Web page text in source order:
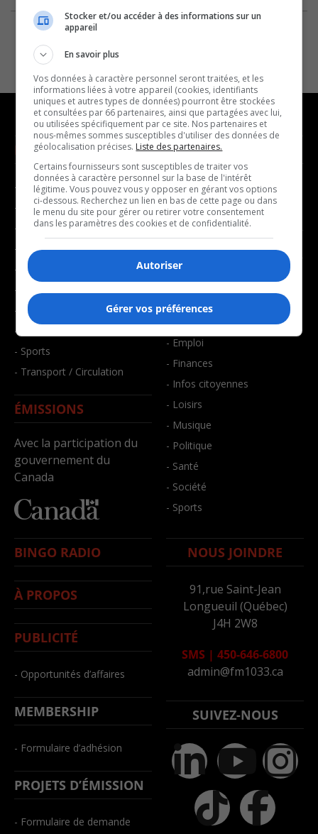
NOUVELLES
- Affaires municipales
- Communauté / Social
- Culture
- Économie
- Éducation
- Environnement
- Faits divers
- Santé et bien-être
- Sports
- Transport / Circulation
ÉMISSIONS
Avec la participation du
gouvernement du
Canada
MUSIQUE
- Décompte franco
- Joué récemment
BALADOS
- Affaires
- Art de vivre
- Bien-être
- Emploi
- Finances
- Infos citoyennes
- Loisirs
- Musique
- Politique
- Santé
- Société
- Sports
BINGO RADIO
À PROPOS
PUBLICITÉ
- Opportunités d’affaires
MEMBERSHIP
- Formulaire d’adhésion
PROJETS D’ÉMISSION
- Formulaire de demande
NOUS JOINDRE
91,rue Saint-Jean
Longueuil (Québec)
J4H 2W8
SMS | 450-646-6800
admin@fm1033.ca
SUIVEZ-NOUS
Stocker et/ou accéder à des informations sur un
appareil
En savoir plus
Vos données à caractère personnel seront traitées, et les
informations liées à votre appareil (cookies, identifiants
uniques et autres types de données) pourront être stockées
et consultées par 66 partenaires, ainsi que partagées avec lui,
ou utilisées spécifiquement par ce site. Nos partenaires et
nous-mêmes sommes susceptibles d'utiliser des données de
géolocalisation précises. Liste des partenaires.
Certains fournisseurs sont susceptibles de traiter vos
données à caractère personnel sur la base de l'intérêt
légitime. Vous pouvez vous y opposer en gérant vos options
ci-dessous. Recherchez un lien en bas de cette page ou dans
le menu du site pour gérer ou retirer votre consentement
dans les paramètres des cookies et de confidentialité.
Autoriser
Gérer vos préférences